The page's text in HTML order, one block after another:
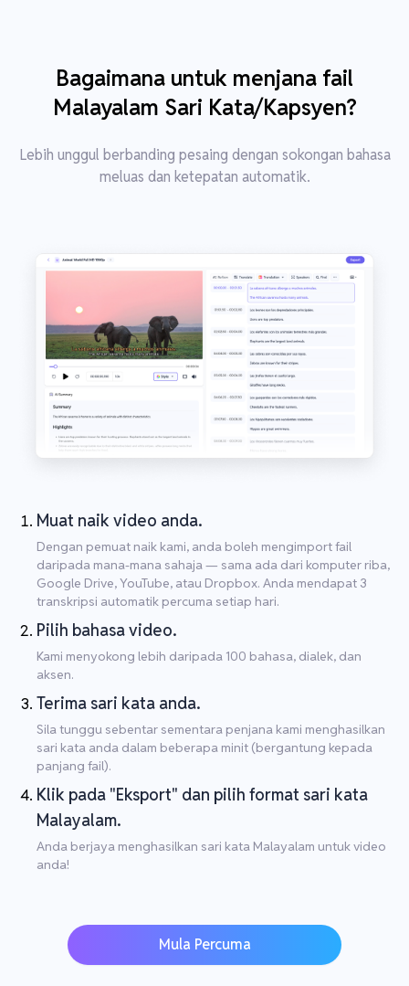
Bagaimana untuk menjana fail
Malayalam Sari Kata/Kapsyen?
Lebih unggul berbanding pesaing dengan sokongan bahasa
meluas dan ketepatan automatik.
Muat naik video anda.
Dengan pemuat naik kami, anda boleh mengimport fail
daripada mana-mana sahaja — sama ada dari komputer riba,
Google Drive, YouTube, atau Dropbox. Anda mendapat 3
transkripsi automatik percuma setiap hari.
Pilih bahasa video.
Kami menyokong lebih daripada 100 bahasa, dialek, dan
aksen.
Terima sari kata anda.
Sila tunggu sebentar sementara penjana kami menghasilkan
sari kata anda dalam beberapa minit (bergantung kepada
panjang fail).
Klik pada "Eksport" dan pilih format sari kata
Malayalam.
Anda berjaya menghasilkan sari kata Malayalam untuk video
anda!
Mula Percuma